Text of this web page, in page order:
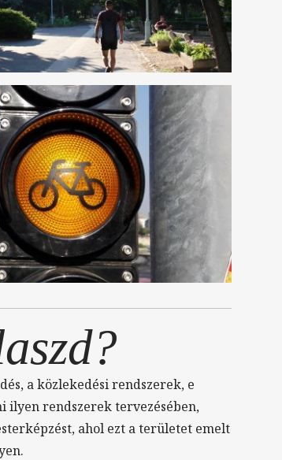
a közlekedési rendszerek, e
ilyen rendszerek tervezésében,
ahol ezt a területet emelt